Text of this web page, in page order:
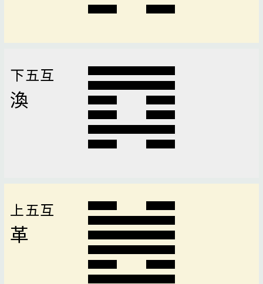
下五互
渙
上五互
革